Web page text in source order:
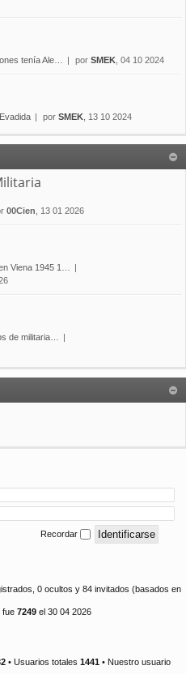
tenía Ale… por SMEK , 04 10 2024
por SMEK , 13 10 2024
00Cien , 13 01 2026
Viena 1945 1…
de militaria…
Recordar
0 ocultos y 84 invitados (basados en
fue 7249 el 30 04 2026
• Usuarios totales 1441 • Nuestro usuario